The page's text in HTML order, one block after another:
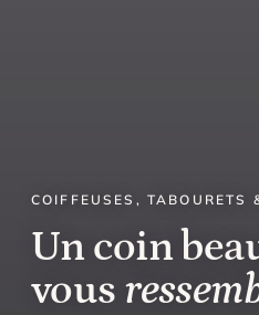
COIFFEUSES, TABOURETS
Un coin
vous